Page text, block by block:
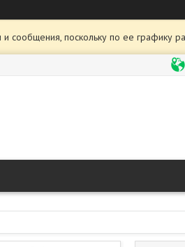
сообщения, поскольку по ее